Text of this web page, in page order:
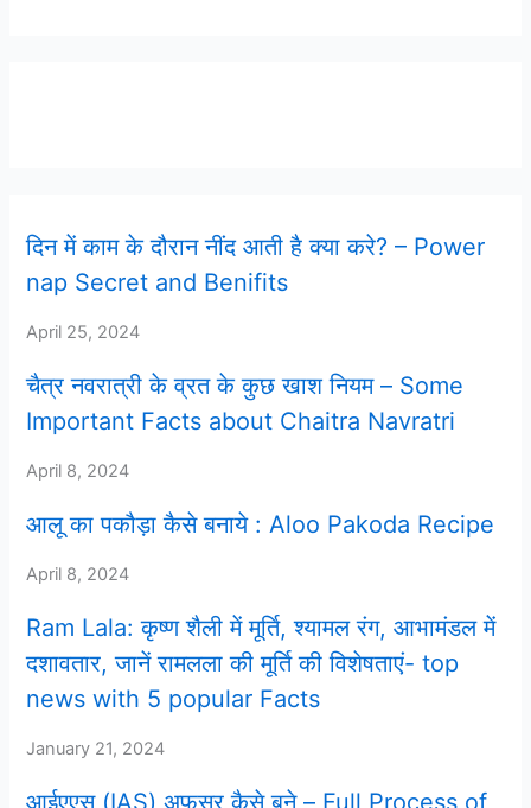
दिन में काम के दौरान नींद आती है क्या करे? – Power
nap Secret and Benifits
April 25, 2024
चैत्र नवरात्री के व्रत के कुछ खाश नियम – Some
Important Facts about Chaitra Navratri
April 8, 2024
आलू का पकौड़ा कैसे बनाये : Aloo Pakoda Recipe
April 8, 2024
Ram Lala: कृष्ण शैली में मूर्ति, श्यामल रंग, आभामंडल में
दशावतार, जानें रामलला की मूर्ति की विशेषताएं- top
news with 5 popular Facts
January 21, 2024